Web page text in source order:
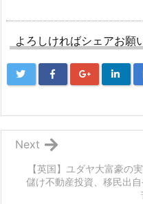
よろしければシェアお願
【英国】ユダヤ大富豪の
儲け不動産投資、移民出
Next